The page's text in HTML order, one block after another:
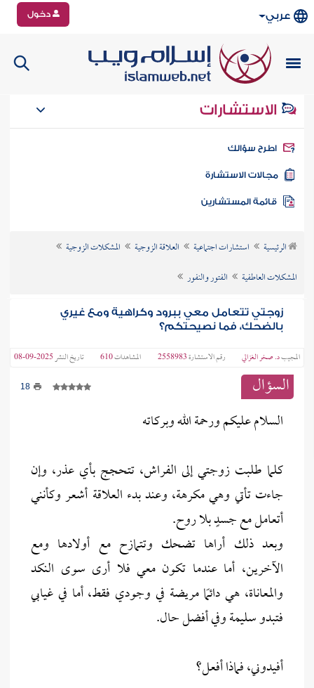
عربي دخول
الاستشارات
سؤالك
الاستشارة
الرئيسية استشارات اجتماعية العلاقة الزوجية
المشكلات الزوجية
المشكلات العاطفية
الفتور والنفور
زوجتي تتعامل معي ببرود وكراهية ومع غيري
بالضحك، فما نصيحتكم؟
المجيبد. صخر الغزالي رقم الاستشارة2558983 المشاهدات610 تاريخ النشر2025-09-08
السؤال 18
السلام عليكم ورحمة الله وبركاته
كلما طلبت زوجتي إلى الفراش، تتحجج بأي عذر، وإن
جاءت تأتي وهي مكرهة، وعند بدء العلاقة أشعر وكأنني
أتعامل مع جسدٍ بلا روح.
وبعد ذلك أراها تضحك وتتمازح مع أولادها ومع
الآخرين، أما عندما تكون معي فلا أرى سوى النكد
والمعاناة، هي دائمًا مريضة في وجودي فقط، أما في غيابي
فتبدو سليمة وفي أفضل حال.
أفيدوني، فماذا أفعل؟